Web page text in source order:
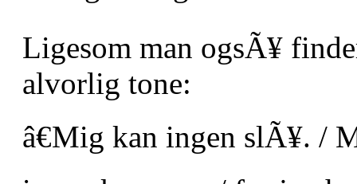
Ligesom man ogsÃ¥
alvorlig tone:
â€Mig kan ingen slÃ¥. /